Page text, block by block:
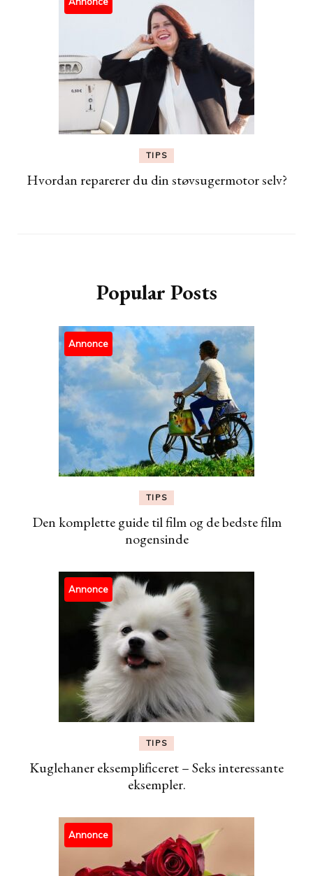
TIPS
Hvordan reparerer du din støvsugermotor selv?
Popular Posts
Annonce
TIPS
Den komplette guide til film og de bedste film
nogensinde
Annonce
TIPS
Kuglehaner eksemplificeret – Seks interessante
eksempler.
Annonce